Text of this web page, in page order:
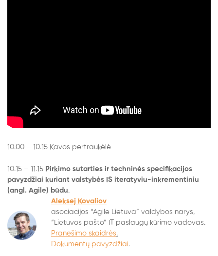
10.00 – 10.15 Kavos pertraukėlė
10.15 – 11.15 Pirkimo sutarties ir techninės specifikacijos
pavyzdžiai kuriant valstybės IS iteratyviu-inkrementiniu
(angl. Agile) būdu.
Aleksej Kovaliov
asociacijos “Agile Lietuva” valdybos narys,
“Lietuvos pašto” IT paslaugų kūrimo vadovas.
Pranešimo skaidrės.
Dokumentų pavyzdžiai.